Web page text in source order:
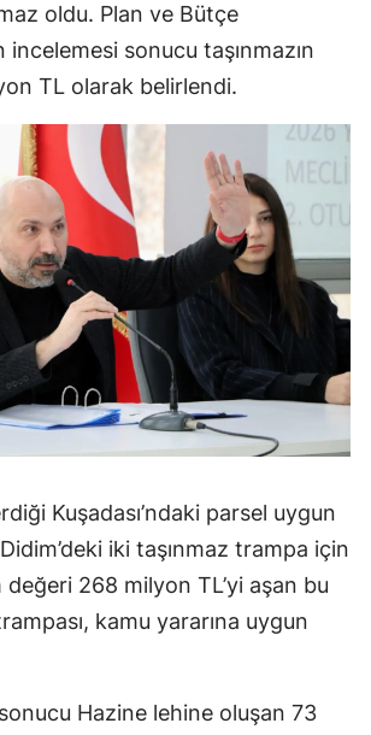
oldu. Plan ve Bütçe
incelemesi sonucu taşınmazın
TL olarak belirlendi.
Kuşadası’ndaki parsel uygun
iki taşınmaz trampa için
268 milyon TL’yi aşan bu
kamu yararına uygun
Hazine lehine oluşan 73